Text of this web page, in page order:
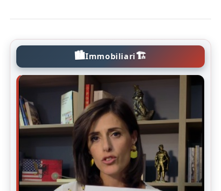
🏙️Immobiliari🏗️